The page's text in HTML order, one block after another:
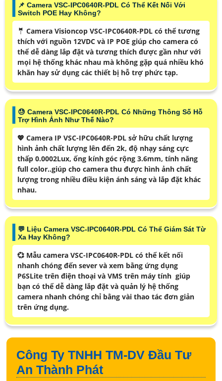
📌 Camera VSC-IPC0640R-PDL Có Thể Kết Nối Với
Switch POE Hay Không?
🤵 Camera Visioncop VSC-IPC0640R-PDL có thể tương
thích với nguồn 12VDC và IP POE giúp cho camera có
thể dễ dàng lắp đặt và tương thích được gần như với
mọi hệ thống khác nhau mà không gặp quá nhiều khó
khăn hay sử dụng các thiết bị hỗ trợ phức tạp.
😓 Camera VSC-IPC0640R-PDL Có Những Thông Số Hỗ
Trợ Hình Ảnh Như Thế Nào?
💖 Camera IP VSC-IPC0640R-PDL sở hữu chất lượng
hình ảnh chất lượng lên đến 2k, độ nhạy sáng cực
thấp 0.0002Lux, ống kính góc rộng 3.6mm, tính năng
full color..giúp cho camera thu được hình ảnh chất
lượng trong nhiều điều kiện ánh sáng và lắp đặt khác
nhau.
️💬 Liệu Camera VSC-IPC0640R-PDL Có Thể Giám Sát Từ
Xa Hay Không?
💞 Mẫu camera VSC-IPC0640R-PDL có thể kết nối
nhanh chóng đến sever và xem bằng ứng dụng
P6SLite trên điện thoại và VMS trên máy tính giúp
bạn có thể dễ dàng lắp đặt và quản lý hệ thống
camera nhanh chóng chỉ bằng vài thao tác đơn giản
trên ứng dụng.
Công Ty TNHH TM-DV Đầu Tư
An Thành Phát